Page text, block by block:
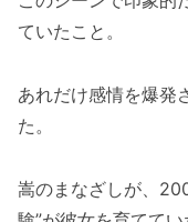
ていたこと。
あれだけ感情を爆発
た。
嵩のまなざしが、